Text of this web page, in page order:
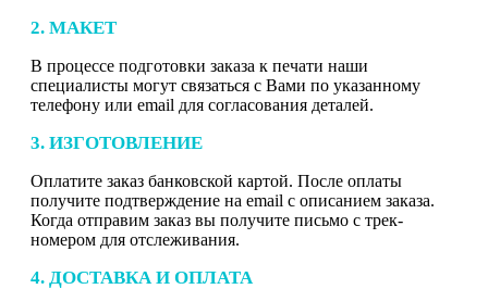
2. МАКЕТ
В процессе подготовки заказа к печати наши
специалисты могут связаться с Вами по указанному
телефону или email для согласования деталей.
3. ИЗГОТОВЛЕНИЕ
Оплатите заказ банковской картой. После оплаты
получите подтверждение на email с описанием заказа.
Когда отправим заказ вы получите письмо с трек-
номером для отслеживания.
4. ДОСТАВКА И ОПЛАТА